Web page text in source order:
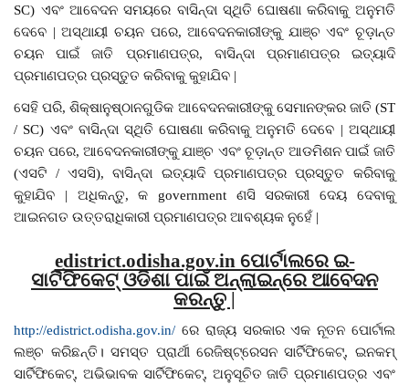
SC) ଏବଂ ଆବେଦନ ସମୟରେ ବାସିନ୍ଦା ସ୍ଥିତି ଘୋଷଣା କରିବାକୁ ଅନୁମତି
ଦେବେ | ଅସ୍ଥାୟୀ ଚୟନ ପରେ, ଆବେଦନକାରୀଙ୍କୁ ଯାଞ୍ଚ ଏବଂ ଚୂଡ଼ାନ୍ତ
ଚୟନ ପାଇଁ ଜାତି ପ୍ରମାଣପତ୍ର, ବାସିନ୍ଦା ପ୍ରମାଣପତ୍ର ଇତ୍ୟାଦି
ପ୍ରମାଣପତ୍ର ପ୍ରସ୍ତୁତ କରିବାକୁ କୁହାଯିବ |
ସେହି ପରି, ଶିକ୍ଷାନୁଷ୍ଠାନଗୁଡିକ ଆବେଦନକାରୀଙ୍କୁ ସେମାନଙ୍କର ଜାତି (ST
/ SC) ଏବଂ ବାସିନ୍ଦା ସ୍ଥିତି ଘୋଷଣା କରିବାକୁ ଅନୁମତି ଦେବେ | ଅସ୍ଥାୟୀ
ଚୟନ ପରେ, ଆବେଦନକାରୀଙ୍କୁ ଯାଞ୍ଚ ଏବଂ ଚୂଡ଼ାନ୍ତ ଆଡମିଶନ ପାଇଁ ଜାତି
(ଏସଟି / ଏସସି), ବାସିନ୍ଦା ଇତ୍ୟାଦି ପ୍ରମାଣପତ୍ର ପ୍ରସ୍ତୁତ କରିବାକୁ
କୁହାଯିବ | ଅଧିକନ୍ତୁ, କ government ଣସି ସରକାରୀ ଦେୟ ଦେବାକୁ
ଆଇନଗତ ଉତ୍ତରାଧିକାରୀ ପ୍ରମାଣପତ୍ର ଆବଶ୍ୟକ ନୁହେଁ |
edistrict.odisha.gov.in ପୋର୍ଟାଲରେ ଇ-
ସାର୍ଟିଫିକେଟ୍ ଓଡିଶା ପାଇଁ ଅନ୍ଲାଇନ୍ରେ ଆବେଦନ
କରନ୍ତୁ |
http://edistrict.odisha.gov.in/ ରେ ରାଜ୍ୟ ସରକାର ଏକ ନୂତନ ପୋର୍ଟାଲ
ଲଞ୍ଚ କରିଛନ୍ତି। ସମସ୍ତ ପ୍ରାର୍ଥୀ ରେଜିଷ୍ଟ୍ରେସନ ସାର୍ଟିଫିକେଟ୍, ଇନକମ୍
ସାର୍ଟିଫିକେଟ୍, ଅଭିଭାବକ ସାର୍ଟିଫିକେଟ୍, ଅନୁସୂଚିତ ଜାତି ପ୍ରମାଣପତ୍ର ଏବଂ